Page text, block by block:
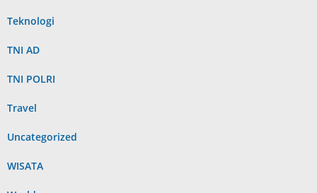
Teknologi
TNI AD
TNI POLRI
Travel
Uncategorized
WISATA